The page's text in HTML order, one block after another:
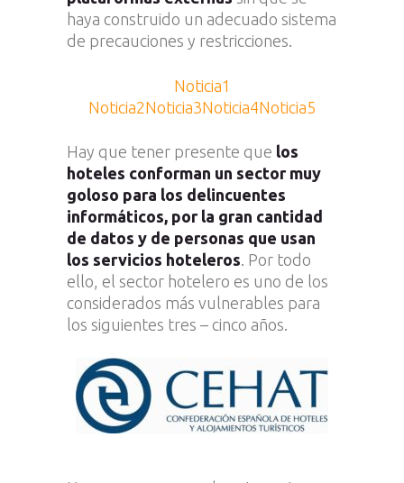
haya construido un adecuado sistema
de precauciones y restricciones.
Noticia1
Noticia2Noticia3Noticia4Noticia5
Hay que tener presente que los
hoteles conforman un sector muy
goloso para los delincuentes
informáticos, por la gran cantidad
de datos y de personas que usan
los servicios hoteleros . Por todo
ello, el sector hotelero es uno de los
considerados más vulnerables para
los siguientes tres – cinco años.